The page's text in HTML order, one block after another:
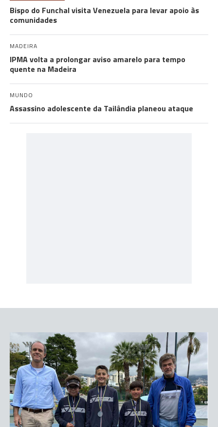
Bispo do Funchal visita Venezuela para levar apoio às
comunidades
MADEIRA
IPMA volta a prolongar aviso amarelo para tempo
quente na Madeira
MUNDO
Assassino adolescente da Tailândia planeou ataque